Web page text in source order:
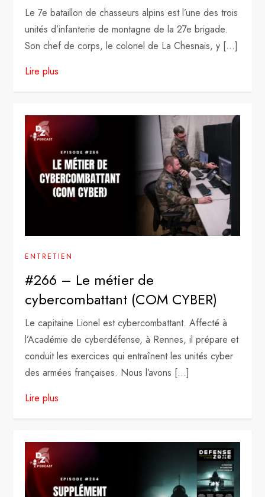
Le 7e bataillon de chasseurs alpins est l’une des trois
unités d’infanterie de montagne de la 27e brigade.
Son chef de corps, le colonel de La Chesnais, y […]
Lire plus
ENTRETIEN
#266 – Le métier de
cybercombattant (COM CYBER)
Le capitaine Lionel est cybercombattant. Affecté à
l’Académie de cyberdéfense, à Rennes, il prépare et
conduit les exercices qui entraînent les unités cyber
des armées françaises. Nous l’avons […]
Lire plus